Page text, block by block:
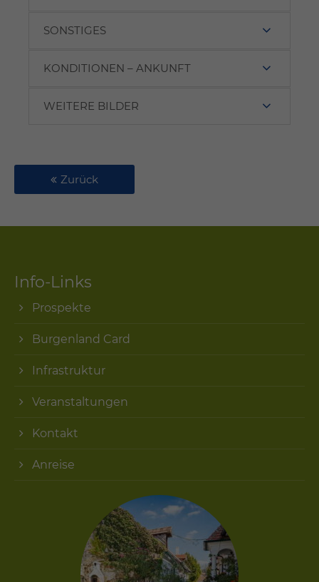
SONSTIGES
KONDITIONEN – ANKUNFT
WEITERE BILDER
Zurück
Info-Links
Prospekte
Burgenland Card
Infrastruktur
Veranstaltungen
Kontakt
Anreise